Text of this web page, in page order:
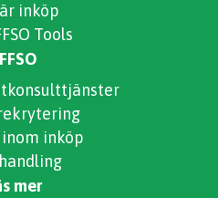
inköp
Tools
inköp
mer